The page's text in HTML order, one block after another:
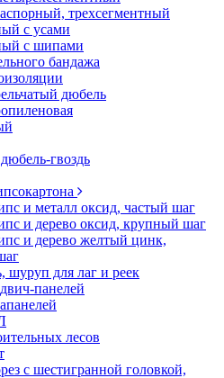
трехсегментный
с усами
с шипами
бандажа
дюбель
гвоздь
и металл оксид, частый шаг
и дерево оксид, крупный шаг
и дерево желтый цинк,
шуруп для лаг и реек
панелей
лесов
с шестигранной головкой,